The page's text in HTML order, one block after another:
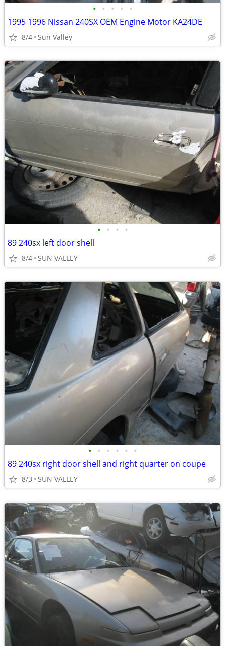
• • • • •
1995 1996 Nissan 240SX OEM Engine Motor KA24DE
8/4 Sun Valley
• • • •
89 240sx left door shell
8/4 SUN VALLEY
• • • • • •
89 240sx right door shell and right quarter on coupe
8/3 SUN VALLEY